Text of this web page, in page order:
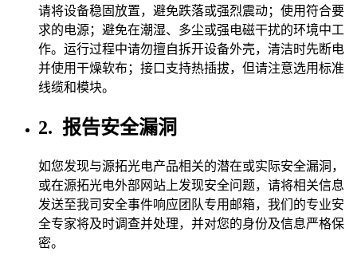
请将设备稳固放置，避免跌落或强烈震动；使用符合要
求的电源；避免在潮湿、多尘或强电磁干扰的环境中工
作。运行过程中请勿擅自拆开设备外壳，清洁时先断电
并使用干燥软布；接口支持热插拔，但请注意选用标准
线缆和模块。
2. 报告安全漏洞
如您发现与源拓光电产品相关的潜在或实际安全漏洞，
或在源拓光电外部网站上发现安全问题，请将相关信息
发送至我司安全事件响应团队专用邮箱，我们的专业安
全专家将及时调查并处理，并对您的身份及信息严格保
密。